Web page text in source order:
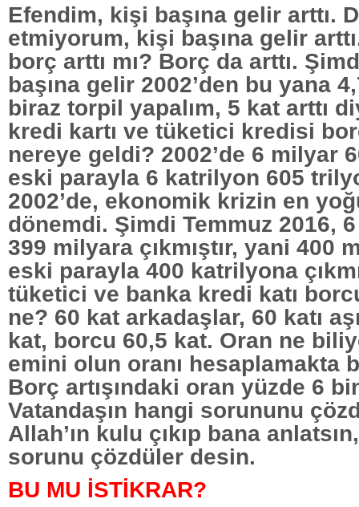
Efendim, kişi başına gelir arttı.
etmiyorum, kişi başına gelir
borç arttı mı? Borç da arttı.
başına gelir 2002’den bu yana
biraz torpil yapalım, 5 kat arttı
kredi kartı ve tüketici kredisi
nereye geldi? 2002’de 6 milyar
eski parayla 6 katrilyon 605
2002’de, ekonomik krizin en
dönemdi. Şimdi Temmuz 2016,
399 milyara çıkmıştır, yani 400
eski parayla 400 katrilyona
tüketici ve banka kredi katı
ne? 60 kat arkadaşlar, 60 katı
kat, borcu 60,5 kat. Oran ne
emini olun oranı hesaplamakta
Borç artışındaki oran yüzde 6
Vatandaşın hangi sorununu
Allah’ın kulu çıkıp bana
sorunu çözdüler desin.
BU MU İSTİKRAR?